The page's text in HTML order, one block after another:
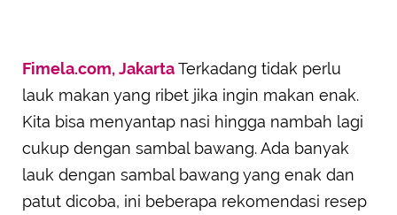
SUBMIT REVIEW
Fimela.com, JakartaTerkadang tidak perlu
lauk makan yang ribet jika ingin makan enak.
Kita bisa menyantap nasi hingga nambah lagi
cukup dengan sambal bawang. Ada banyak
lauk dengan sambal bawang yang enak dan
patut dicoba, ini beberapa rekomendasi resep